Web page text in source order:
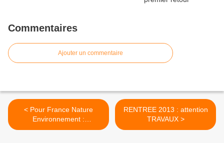
Commentaires
Ajouter un commentaire
< Pour France Nature
Environnement :
Contribution Climat Energie
RENTREE 2013 : attention
TRAVAUX >